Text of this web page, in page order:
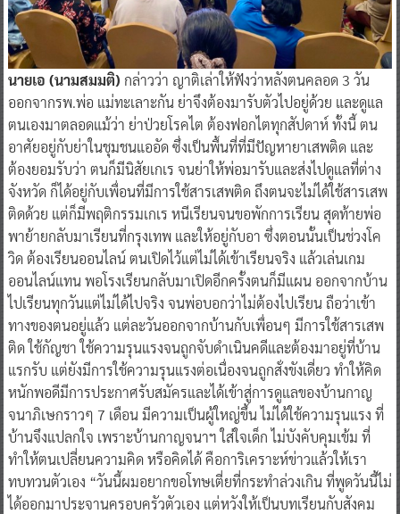
นายเอ (นามสมมติ) กล่าวว่า ญาติเล่าให้ฟังว่าหลังตนคลอด 3 วัน
ออกจากรพ.พ่อ แม่ทะเลาะกัน ย่าจึงต้องมารับตัวไปอยู่ด้วย และดูแล
ตนเองมาตลอดแม้ว่า ย่าป่วยโรคไต ต้องฟอกไตทุกสัปดาห์ ทั้งนี้ ตน
อาศัยอยู่กับย่าในชุมชนแออัด ซึ่งเป็นพื้นที่ที่มีปัญหายาเสพติด และ
ต้องยอมรับว่า ตนก็มีนิสัยเกเร จนย่าให้พ่อมารับและส่งไปดูแลที่ต่าง
จังหวัด ก็ได้อยู่กับเพื่อนที่มีการใช้สารเสพติด ถึงตนจะไม่ได้ใช้สารเสพ
ติดด้วย แต่ก็มีพฤติกรรมเกเร หนีเรียนจนขอพักการเรียน สุดท้ายพ่อ
พาย้ายกลับมาเรียนที่กรุงเทพ และให้อยู่กับอา ซึ่งตอนนั้นเป็นช่วงโค
วิด ต้องเรียนออนไลน์ ตนเปิดไว้แต่ไม่ได้เข้าเรียนจริง แล้วเล่นเกม
ออนไลน์แทน พอโรงเรียนกลับมาเปิดอีกครั้งตนก็มีแผน ออกจากบ้าน
ไปเรียนทุกวันแต่ไม่ได้ไปจริง จนพ่อบอกว่าไม่ต้องไปเรียน ถือว่าเข้า
ทางของตนอยู่แล้ว แต่ละวันออกจากบ้านกับเพื่อนๆ มีการใช้สารเสพ
ติด ใช้กัญชา ใช้ความรุนแรงจนถูกจับดำเนินคดีและต้องมาอยู่ที่บ้าน
แรกรับ แต่ยังมีการใช้ความรุนแรงต่อเนื่องจนถูกสั่งขังเดี่ยว ทำให้คิด
หนักพอดีมีการประกาศรับสมัครและได้เข้าสู่การดูแลของบ้านกาญ
จนาภิเษกราวๆ 7 เดือน มีความเป็นผู้ใหญ่ขึ้น ไม่ได้ใช้ความรุนแรง ที่
บ้านจึงแปลกใจ เพราะบ้านกาญจนาฯ ใส่ใจเด็ก ไม่บังคับคุมเข้ม ที่
ทำให้ตนเปลี่ยนความคิด หรือคิดได้ คือการิเคราะห์ข่าวแล้วให้เรา
ทบทวนตัวเอง “วันนี้ผมอยากขอโทษเตี่ยที่กระทำล่วงเกิน ที่พูดวันนี้ไม่
ได้ออกมาประจานครอบครัวตัวเอง แต่หวังให้เป็นบทเรียนกับสังคม